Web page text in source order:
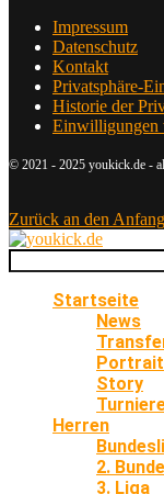
Impressum
Datenschutz
Kontakt
Privatsphäre-
Historie der
Einwilligungen
© 2021 - 2025 youkick.de -
Zurück an den Anfang
Startseite
News
Portrait
Story
Herren
2.
3. Liga